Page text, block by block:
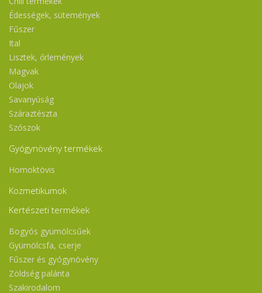
Édességek, sütemények
Fűszer
Ital
Lisztek, őrlemények
Magvak
Olajok
Savanyúság
Száraztészta
Szószok
Gyógynövény termékek
Homoktövis
Kozmetikumok
Kertészeti termékek
Bogyós gyümölcsűek
Gyümölcsfa, cserje
Fűszer és gyógynövény
Zöldség palánta
Szakirodalom